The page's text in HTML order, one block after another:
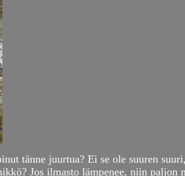
tänne juurtua? Ei se ole suuren
Jos ilmasto lämpenee, niin paljon